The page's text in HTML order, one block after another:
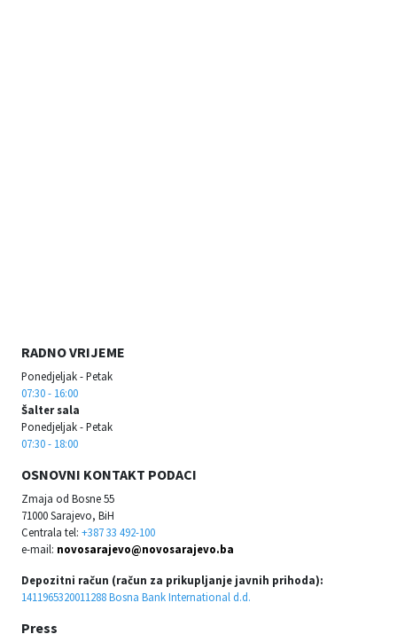
RADNO VRIJEME
Ponedjeljak - Petak
07:30 - 16:00
Šalter sala
Ponedjeljak - Petak
07:30 - 18:00
OSNOVNI KONTAKT PODACI
Zmaja od Bosne 55
71000 Sarajevo, BiH
Centrala tel: +387 33 492-100
e-mail: novosarajevo@novosarajevo.ba
Depozitni račun (račun za prikupljanje javnih prihoda):
1411965320011288 Bosna Bank International d.d.
Press